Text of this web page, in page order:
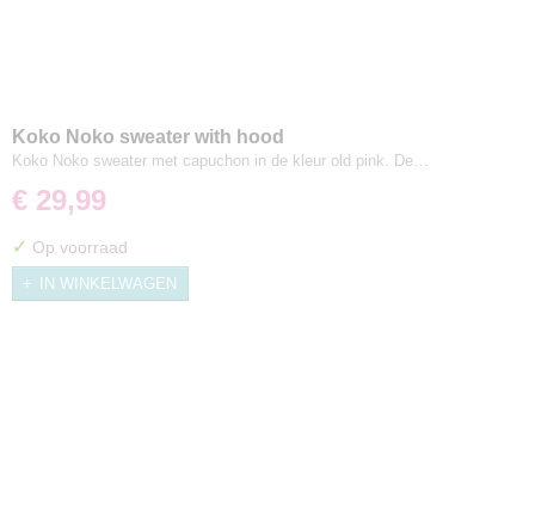
Koko Noko sweater with hood
Koko Noko sweater met capuchon in de kleur old pink. De…
€ 29,99
✓ Op voorraad
IN WINKELWAGEN